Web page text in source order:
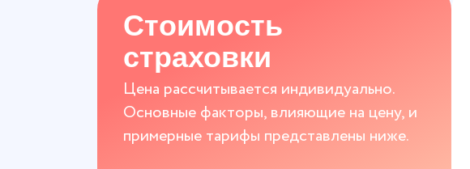
Стоимость
страховки
Цена рассчитывается индивидуально.
Основные факторы, влияющие на цену, и
примерные тарифы представлены ниже.